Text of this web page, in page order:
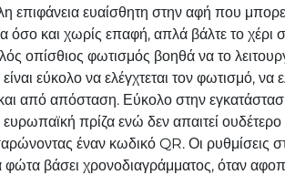
επιφάνεια ευαίσθητη στην αφή που
όσο και χωρίς επαφή, απλά βάλτε το
οπίσθιος φωτισμός βοηθά να το
εύκολο να ελέγχτεται τον φωτισμό, να
από απόσταση. Εύκολο στην
πρίζα ενώ δεν απαιτεί ουδέτερο
έναν κωδικό QR. Οι ρυθμίσεις
βάσει χρονοδιαγράμματος, όταν